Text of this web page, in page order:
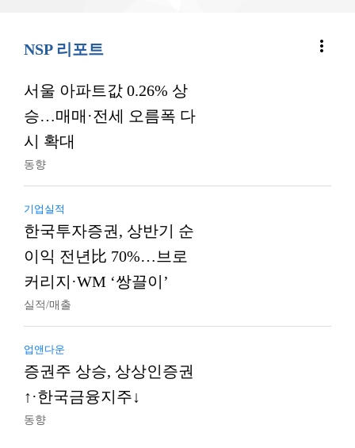
NSP 리포트 more_vert
서울 아파트값 0.26% 상
승…매매·전세 오름폭 다
시 확대
동향
기업실적
한국투자증권, 상반기 순
이익 전년比 70%…브로
커리지·WM ‘쌍끌이’
실적/매출
업앤다운
증권주 상승, 상상인증권
↑·한국금융지주↓
동향